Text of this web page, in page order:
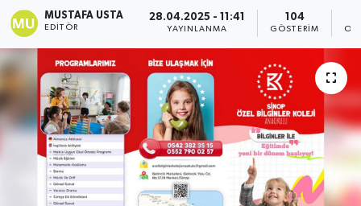
MUSTAFA USTA
EDITÖR
28.04.2025 - 11:41
YAYINLANMA
104
GÖSTERIM